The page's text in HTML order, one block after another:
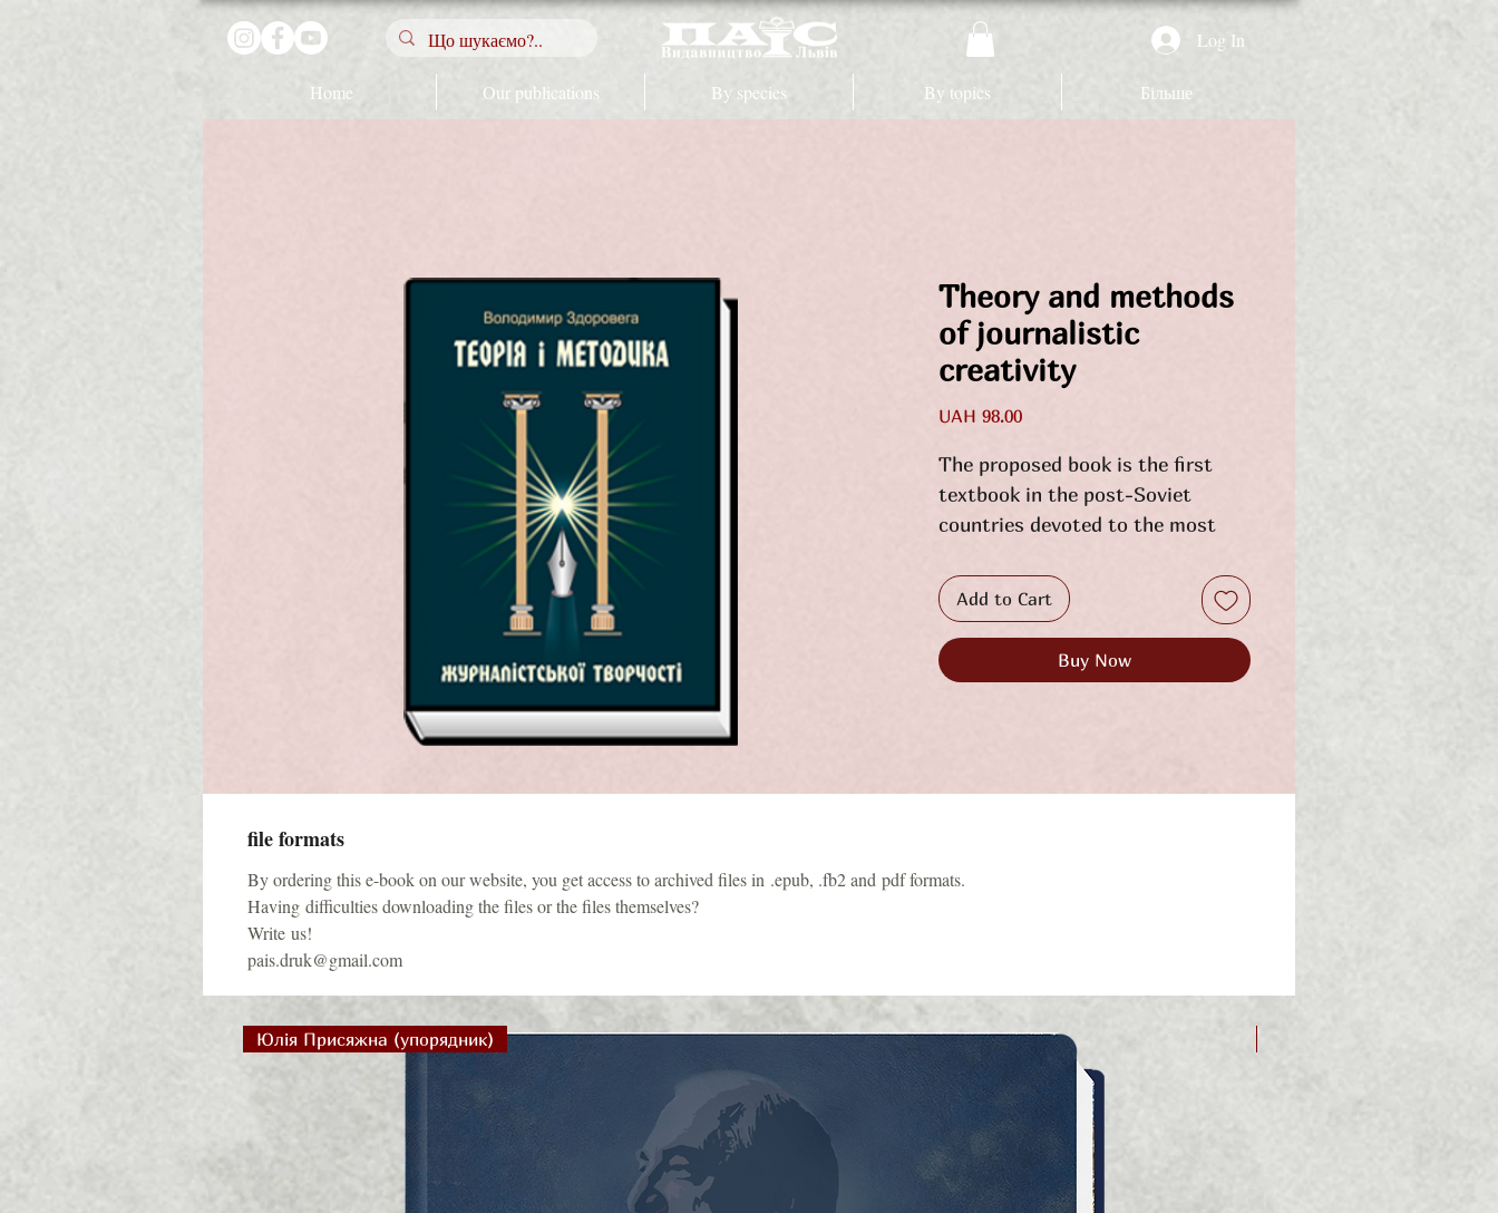
Log In
Home Our publications By species By topics Більше
Theory and methods
of journalistic
creativity
UAH 98.00Price
The proposed book is the first
textbook in the post-Soviet
countries devoted to the most
practice of journalism: the
analysis of the nature of literary
work in the media.
Add to Cart
Buy Now
file formats
By ordering this e-book on our website, you get access to archived files in .epub, .fb2 and pdf formats.
Having difficulties downloading the files or the files themselves?
Write us!
pais.druk@gmail.com
Юлія Присяжна (упорядник)